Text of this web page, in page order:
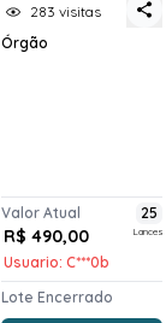
283 visitas
Órgão
Valor Atual
R$ 490,00
Usuario: C***0b
25
Lances
Lote Encerrado